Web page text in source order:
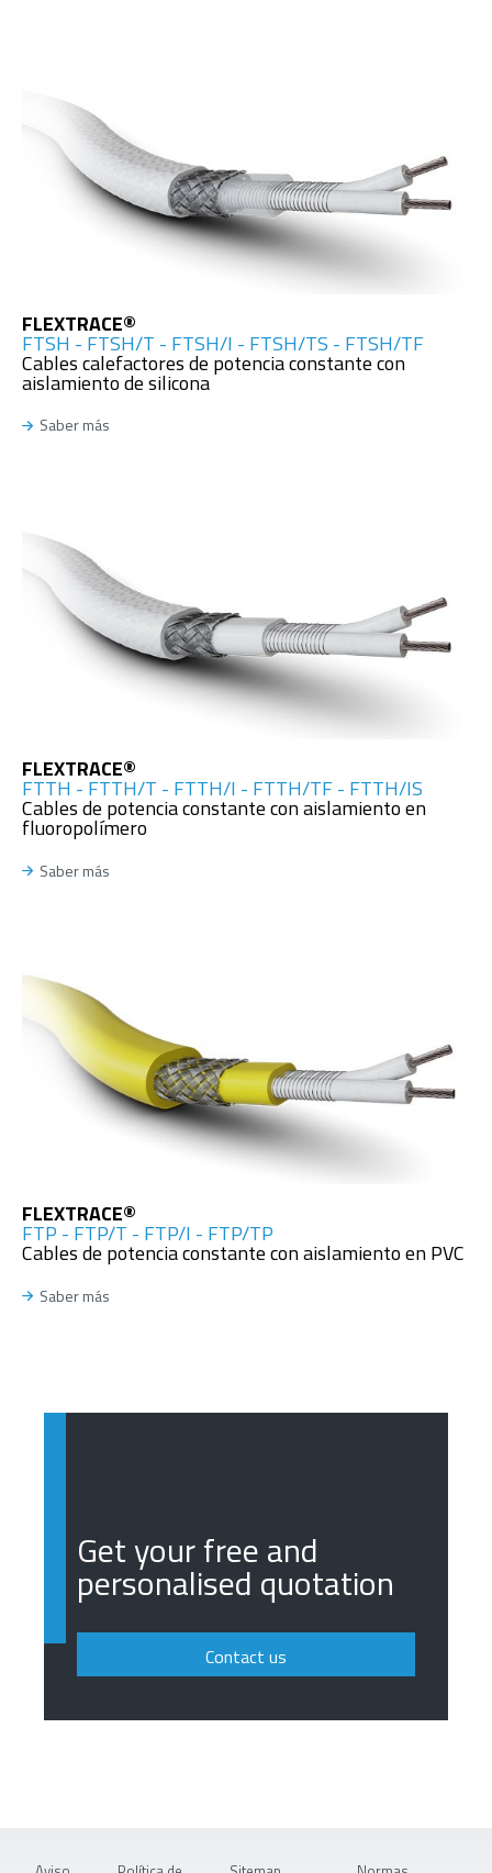
FLEXTRACE®
FTSH - FTSH/T - FTSH/I - FTSH/TS - FTSH/TF
Cables calefactores de potencia constante con
aislamiento de silicona
Saber más
FLEXTRACE®
FTTH - FTTH/T - FTTH/I - FTTH/TF - FTTH/IS
Cables de potencia constante con aislamiento en
fluoropolímero
Saber más
FLEXTRACE®
FTP - FTP/T - FTP/I - FTP/TP
Cables de potencia constante con aislamiento en PVC
Saber más
Get your free and
personalised quotation
Contact us